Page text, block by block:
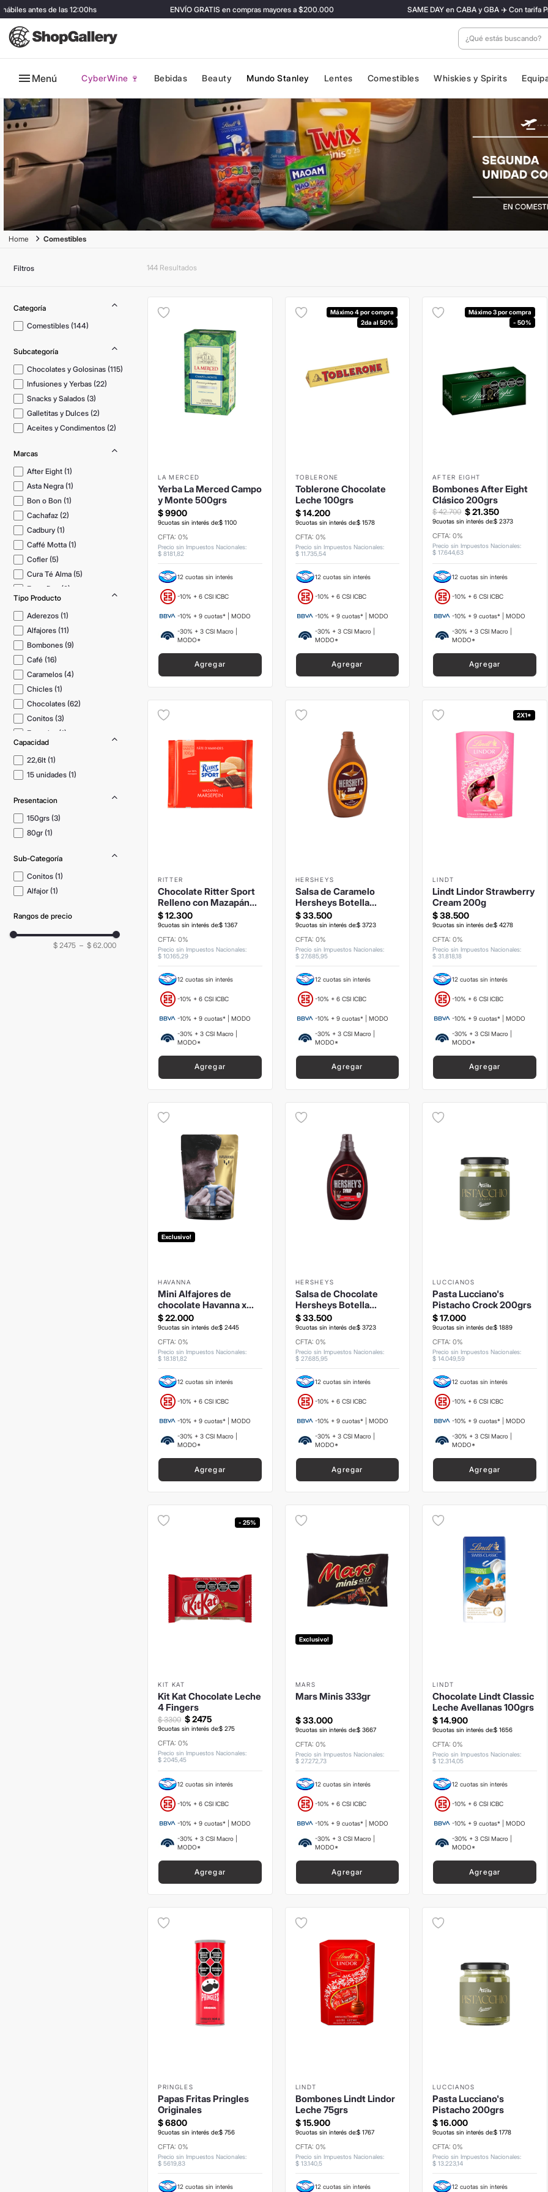
antes de las 12:00hs ENVÍO GRATIS en compras mayores a $200.000 SAME DAY en CABA y GBA ✈️ Con tarifa
¿Qué estás
Menú CyberWine 🍷 Bebidas Beauty Mundo Stanley Lentes Comestibles Whiskies y Spirits
Comestibles
Filtros 144
Comestibles (144)
Chocolates y Golosinas (115)
Infusiones y Yerbas (22)
Snacks y Salados (3)
Galletitas y Dulces (2)
Aceites y Condimentos (2)
Marcas
After Eight (1)
Asta Negra (1)
Bon o Bon (1)
Cachafaz (2)
Cadbury (1)
Caffé Motta (1)
Cofler (5)
Cura Té Alma (5)
Entre Dos
(2)
Gouher (1)
Mostrar 28 más
Tipo Producto
Aderezos (1)
Alfajores (11)
Bombones (9)
Café (16)
Caramelos (4)
Chicles (1)
Chocolates (62)
Conitos (3)
Especias
(1)
Frutos Secos
Mostrar 7 más
Capacidad
22,6lt (1)
15 unidades (1)
Presentacion
150grs (3)
80gr (1)
Sub-Categoría
Conitos (1)
Alfajor (1)
Rangos de precio
$ 2475 – $ 62.000
LA MERCED
Yerba La Merced Campo
y Monte 500grs
$9900
9cuotas sin interés de:$ 1100
CFTA: 0%
Precio sin Impuestos Nacionales:
$ 8181 82
12 cuotas sin interés
-10% + 6 CSI ICBC
-10% + 9 cuotas* | MODO
-30% + 3 CSI Macro |
MODO*
Agregar
Máximo 4 por compra
2da al 50%
TOBLERONE
Toblerone Chocolate
Leche 100grs
$14.200
9cuotas sin interés de:$ 1578
CFTA: 0%
Precio sin Impuestos Nacionales:
$ 11 735,54
12 cuotas sin interés
-10% + 6 CSI ICBC
-10% + 9 cuotas* | MODO
-30% + 3 CSI Macro |
MODO*
Agregar
Máximo 3 por compra
- 50%
AFTER EIGHT
Bombones After Eight
Clásico 200grs
$ 21.350
$ 42.700
9cuotas sin interés de:$ 2373
CFTA: 0%
Precio sin Impuestos Nacionales:
$ 17.644,63
12 cuotas sin interés
-10% + 6 CSI ICBC
-10% + 9 cuotas* | MODO
-30% + 3 CSI Macro |
MODO*
Agregar
RITTER
Chocolate Ritter Sport
Relleno con Mazapán
100grs
$12.300
9cuotas sin interés de:$ 1367
CFTA: 0%
Precio sin Impuestos Nacionales:
$ 10.165,29
12 cuotas sin interés
-10% + 6 CSI ICBC
-10% + 9 cuotas* | MODO
-30% + 3 CSI Macro |
MODO*
Agregar
HERSHEYS
Salsa de Caramelo
Hersheys Botella
680grs
$33.500
9cuotas sin interés de:$ 3723
CFTA: 0%
Precio sin Impuestos Nacionales:
$ 27.685,95
12 cuotas sin interés
-10% + 6 CSI ICBC
-10% + 9 cuotas* | MODO
-30% + 3 CSI Macro |
MODO*
Agregar
2X1*
LINDT
Lindt Lindor Strawberry
Cream 200g
$ 38.500
9cuotas sin interés de:$ 4278
CFTA: 0%
Precio sin Impuestos Nacionales:
$ 31 .818,18
12 cuotas sin interés
-10% + 6 CSI ICBC
-10% + 9 cuotas* | MODO
-30% + 3 CSI Macro |
MODO*
Agregar
Exclusivo!
HAVANNA
Mini Alfajores de
chocolate Havanna x
LEO Messi
$22.000
9cuotas sin interés de:$ 2445
CFTA: 0%
Precio sin Impuestos Nacionales:
$ 18.181 82
12 cuotas sin interés
-10% + 6 CSI ICBC
-10% + 9 cuotas* | MODO
-30% + 3 CSI Macro |
MODO*
Agregar
HERSHEYS
Salsa de Chocolate
Hersheys Botella
680grs
$33.500
9cuotas sin interés de:$ 3723
CFTA: 0%
Precio sin Impuestos Nacionales:
$ 27.685,95
12 cuotas sin interés
-10% + 6 CSI ICBC
-10% + 9 cuotas* | MODO
-30% + 3 CSI Macro |
MODO*
Agregar
LUCCIANOS
Pasta Lucciano's
Pistacho Crock 200grs
$ 17.000
9cuotas sin interés de:$ 1889
CFTA: 0%
Precio sin Impuestos Nacionales:
$ 14.049,59
12 cuotas sin interés
-10% + 6 CSI ICBC
-10% + 9 cuotas* | MODO
-30% + 3 CSI Macro |
MODO*
Agregar
- 25%
KIT KAT
Kit Kat Chocolate Leche
4 Fingers
$2475
$ 3300
9cuotas sin interés de:$ 275
CFTA: 0%
Precio sin Impuestos Nacionales:
$ 2045,45
12 cuotas sin interés
-10% + 6 CSI ICBC
-10% + 9 cuotas* | MODO
-30% + 3 CSI Macro |
MODO*
Agregar
Exclusivo!
MARS
Mars Minis 333gr
$33.000
9cuotas sin interés de:$ 3667
CFTA: 0%
Precio sin Impuestos Nacionales:
$ 27.272 73
12 cuotas sin interés
-10% + 6 CSI ICBC
-10% + 9 cuotas* | MODO
-30% + 3 CSI Macro |
MODO*
Agregar
LINDT
Chocolate Lindt Classic
Leche Avellanas 100grs
$ 14.900
9cuotas sin interés de:$ 1656
CFTA: 0%
Precio sin Impuestos Nacionales:
$ 12 .314,05
12 cuotas sin interés
-10% + 6 CSI ICBC
-10% + 9 cuotas* | MODO
-30% + 3 CSI Macro |
MODO*
Agregar
PRINGLES
Papas Fritas Pringles
Originales
$6800
9cuotas sin interés de:$ 756
CFTA: 0%
Precio sin Impuestos Nacionales:
$ 5619,83
12 cuotas sin interés
LINDT
Bombones Lindt Lindor
Leche 75grs
$15.900
9cuotas sin interés de:$ 1767
CFTA: 0%
Precio sin Impuestos Nacionales:
$ 13.140,5
12 cuotas sin interés
LUCCIANOS
Pasta Lucciano's
Pistacho 200grs
$ 16.000
9cuotas sin interés de:$ 1778
CFTA: 0%
Precio sin Impuestos Nacionales:
$ 13.223,14
12 cuotas sin interés